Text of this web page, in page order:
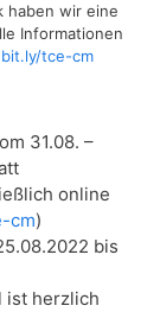
haben wir eine
Informationen
bit.ly/tce-cm
31.08. –
online
cm)
bis
ist herzlich